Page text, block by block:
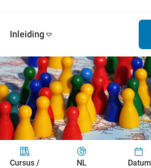
Inleiding
Cursus /
NL
Datum